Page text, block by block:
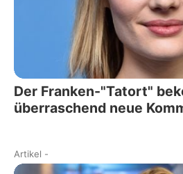
Der Franken-"Tatort"
überraschend neue
Artikel -